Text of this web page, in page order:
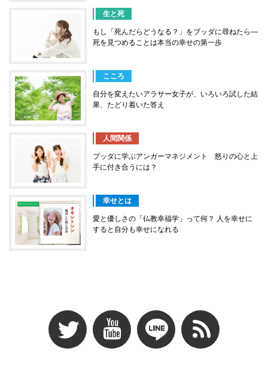
生と死
もし「死んだらどうなる？」をブッダに尋ねたら―
死を見つめることは本当の幸せの第一歩
こころ
自分を変えたいアラサー女子が、いろいろ試した結
果、たどり着いた答え
人間関係
ブッダに学ぶアンガーマネジメント 怒りの心と上
手に付き合うには？
幸せとは
愛と優しさの「仏教幸福学」って何？ 人を幸せに
すると自分も幸せになれる